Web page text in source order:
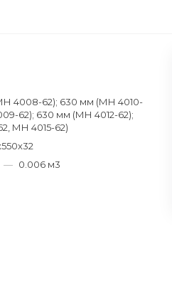
4008-62); 630 мм (МН 4010-
62); 630 мм (МН 4012-62);
МН 4015-62)
— 0.006 м3